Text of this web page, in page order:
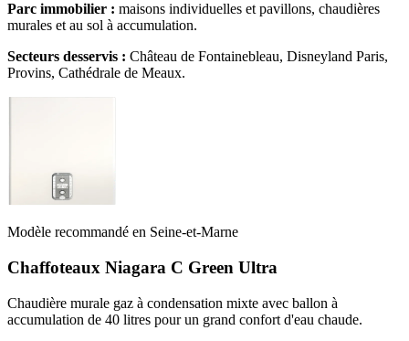
Parc immobilier : maisons individuelles et pavillons, chaudières
murales et au sol à accumulation.
Secteurs desservis : Château de Fontainebleau, Disneyland Paris,
Provins, Cathédrale de Meaux.
Modèle recommandé en Seine-et-Marne
Chaffoteaux Niagara C Green Ultra
Chaudière murale gaz à condensation mixte avec ballon à
accumulation de 40 litres pour un grand confort d'eau chaude.